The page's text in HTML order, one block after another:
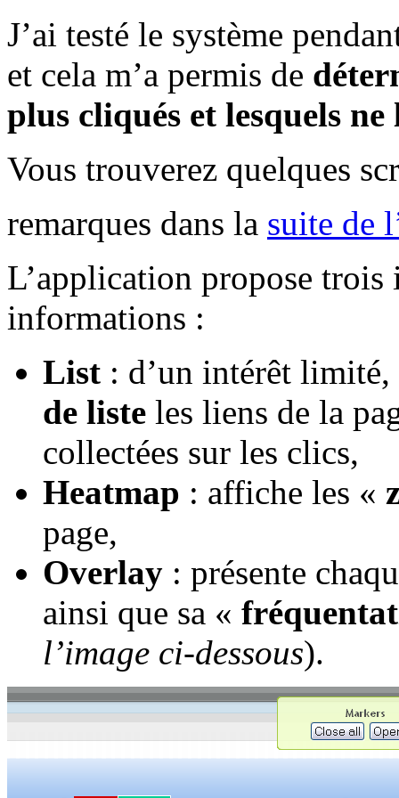
J’ai testé le système
et cela m’a permis de
plus cliqués et lesquels
Vous trouverez quelques
remarques dans la suite de
L’application propose trois
informations :
List : d’un intérêt
de liste les liens de la
collectées sur les clics,
Heatmap : affiche les «
page,
Overlay : présente
ainsi que sa «
l’image ci-dessous).